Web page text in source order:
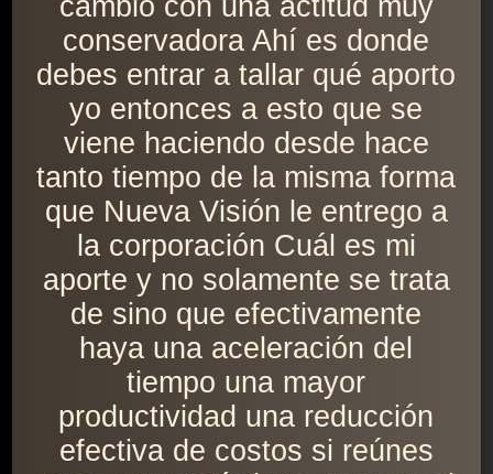
cambio con una actitud muy
conservadora Ahí es donde
debes entrar a tallar qué aporto
yo entonces a esto que se
viene haciendo desde hace
tanto tiempo de la misma forma
que Nueva Visión le entrego a
la corporación Cuál es mi
aporte y no solamente se trata
de sino que efectivamente
haya una aceleración del
tiempo una mayor
productividad una reducción
efectiva de costos si reúnes